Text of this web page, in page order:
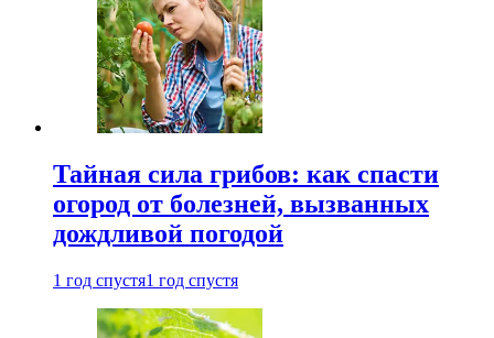
Тайная сила грибов: как спасти
огород от болезней, вызванных
дождливой погодой
1 год спустя1 год спустя